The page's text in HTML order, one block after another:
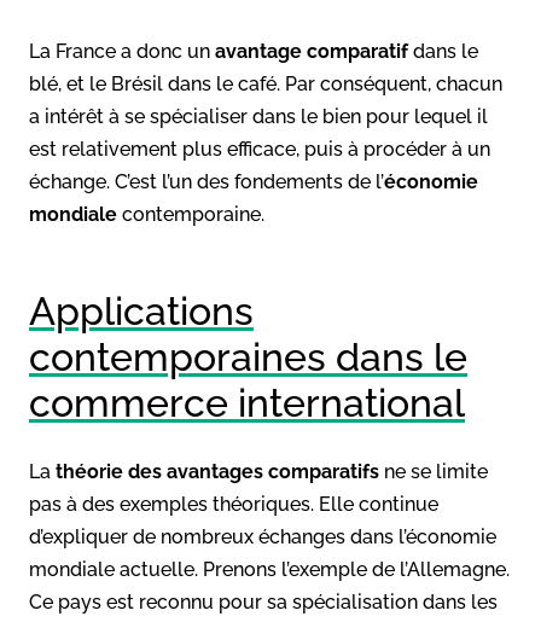
La France a donc un avantage comparatifdans le
blé, et le Brésil dans le café. Par conséquent, chacun
a intérêt à se spécialiser dans le bien pour lequel il
est relativement plus efficace, puis à procéder à un
échange. C’est l’un des fondements de l’économie
mondiale contemporaine.
Applications
contemporaines dans le
commerce international
La théorie des avantages comparatifs ne se limite
pas à des exemples théoriques. Elle continue
d’expliquer de nombreux échanges dans l’économie
mondiale actuelle. Prenons l’exemple de l’Allemagne.
Ce pays est reconnu pour sa spécialisation dans les